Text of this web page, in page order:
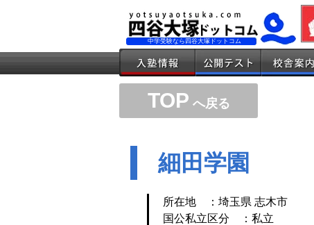
中学受験なら四谷大塚ドットコム
TOP へ戻る
細田学園
所在地 ：埼玉県 志木市
国公私立区分 ：私立